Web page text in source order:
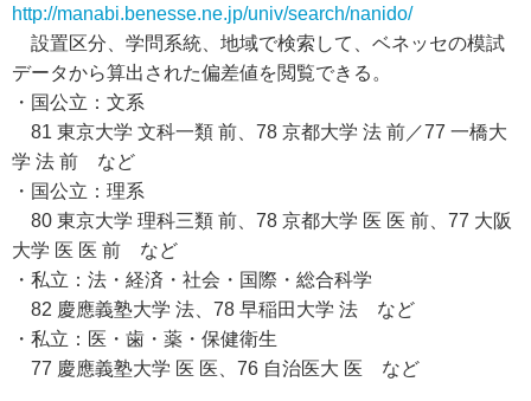
http://manabi.benesse.ne.jp/univ/search/nanido/
設置区分、学問系統、地域で検索して、ベネッセの模試
データから算出された偏差値を閲覧できる。
・国公立：文系
81 東京大学 文科一類 前、78 京都大学 法 前／77 一橋大
学 法 前 など
・国公立：理系
80 東京大学 理科三類 前、78 京都大学 医 医 前、77 大阪
大学 医 医 前 など
・私立：法・経済・社会・国際・総合科学
82 慶應義塾大学 法、78 早稲田大学 法 など
・私立：医・歯・薬・保健衛生
77 慶應義塾大学 医 医、76 自治医大 医 など